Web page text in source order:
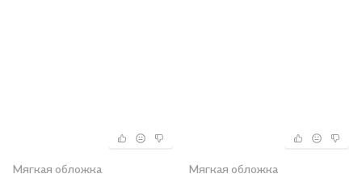
Мягкая обложка Мягкая обложка